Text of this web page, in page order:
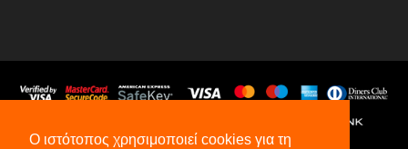
Ο ιστότοπος χρησιμοποιεί cookies για τη